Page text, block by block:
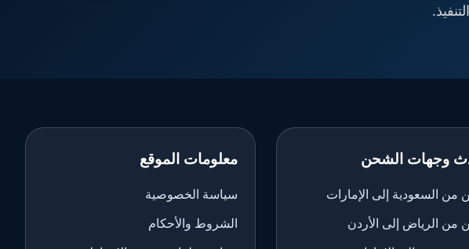
وجهات الشحن
السعودية إلى الإمارات
من الرياض إلى الأردن
معلومات الموقع
سياسة الخصوصية
الشروط والأحكام